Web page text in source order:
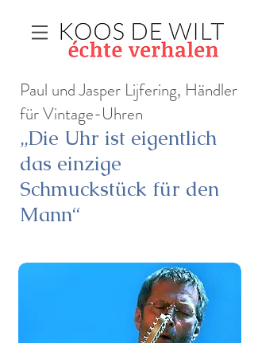
Paul und Jasper Lijfering, Händler
für Vintage-Uhren
„Die Uhr ist eigentlich
das einzige
Schmuckstück für den
Mann“